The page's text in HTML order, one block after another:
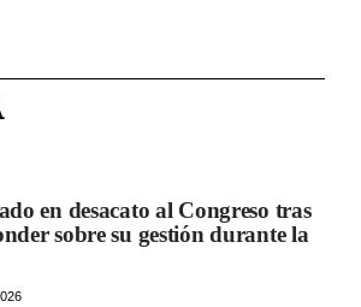
en desacato al Congreso tras
sobre su gestión durante la